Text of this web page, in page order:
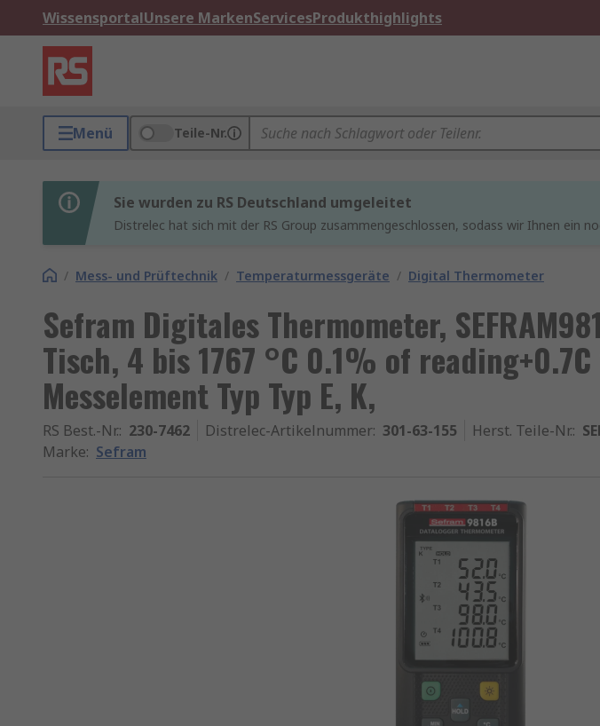
WissensportalUnsere MarkenServicesProdukthighlights
Menü Teile-Nr.
Sie wurden zu RS Deutschland umgeleitet
Distrelec hat sich mit der RS Group zusammengeschlossen, sodass wir Ihnen ein
/ Mess- und Prüftechnik / Temperaturmessgeräte / Digital Thermometer
Sefram Digitales Thermometer,
Tisch, 4 bis 1767 °C 0.1% of
Messelement Typ Typ E, K,
RS Best.-Nr.: 230-7462 Distrelec-Artikelnummer: 301-63-155 Herst. Teile-Nr.:
Marke: Sefram